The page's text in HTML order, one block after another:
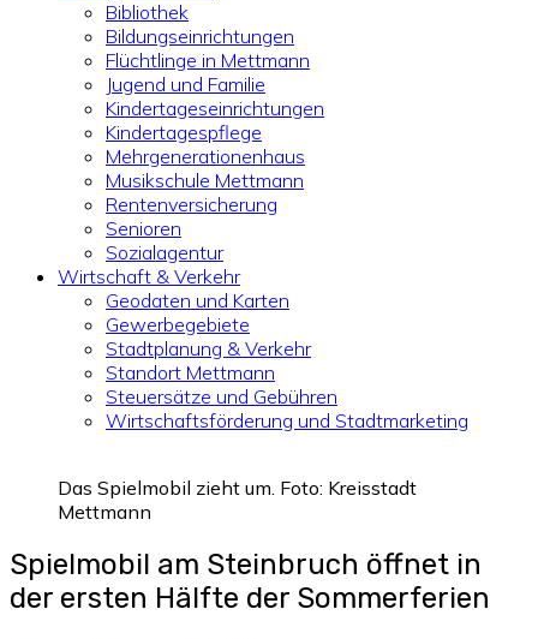
Bibliothek
Bildungseinrichtungen
Flüchtlinge in Mettmann
Jugend und Familie
Kindertageseinrichtungen
Kindertagespflege
Mehrgenerationenhaus
Musikschule Mettmann
Rentenversicherung
Senioren
Sozialagentur
Wirtschaft & Verkehr
Geodaten und Karten
Gewerbegebiete
Stadtplanung & Verkehr
Standort Mettmann
Steuersätze und Gebühren
Wirtschaftsförderung und Stadtmarketing
Das Spielmobil zieht um. Foto: Kreisstadt
Mettmann
Spielmobil am Steinbruch öffnet in
der ersten Hälfte der Sommerferien